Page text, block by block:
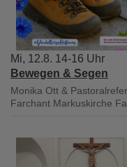
Mi, 12.8. 14-16 Uhr
Bewegen & Segen
Monika Ott &
Farchant Markuskirche